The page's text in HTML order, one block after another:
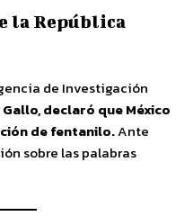
la República
de Investigación
declaró que México
de fentanilo.Ante
sobre las palabras